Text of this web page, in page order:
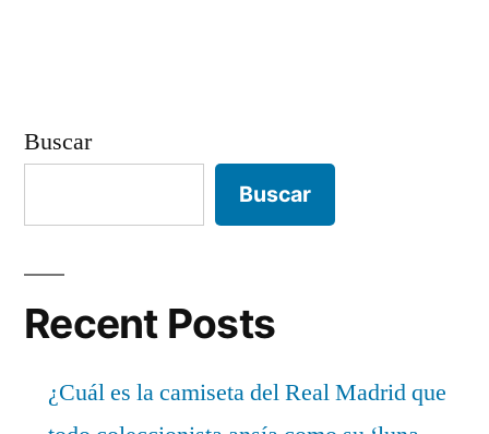
Buscar
Buscar
Recent Posts
¿Cuál es la camiseta del Real Madrid que